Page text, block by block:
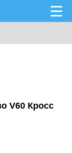
V60 Кросс